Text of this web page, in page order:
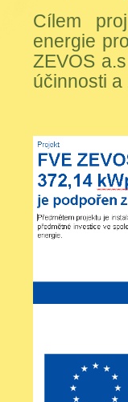
Cílem
energie
ZEVOS
účinnosti